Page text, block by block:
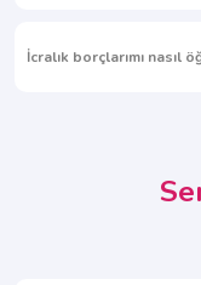
İcralık borçlarımı nasıl